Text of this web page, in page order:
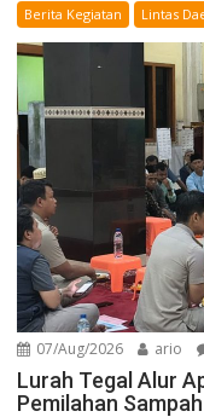
Berita Kegiatan Lintas
07/Aug/2026 ario
Lurah Tegal Alur
Pemilahan Sampah